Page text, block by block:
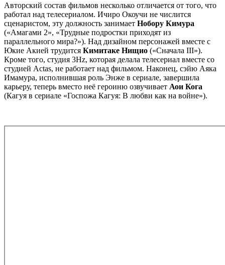
Авторский состав фильмов несколько отличается от того, что
работал над телесериалом. Ичиро Окоучи не числится
сценаристом, эту должность занимает Нобору Кимура
(«Амагами 2», «Трудные подростки приходят из
параллельного мира?»). Над дизайном персонажей вместе с
Юкие Акией трудится Кимитаке Нищио («Сначала III»).
Кроме того, студия 3Hz, которая делала телесериал вместе со
студией Actas, не работает над фильмом. Наконец, сэйю Аяка
Имамура, исполнившая роль Энже в сериале, завершила
карьеру, теперь вместо неё героиню озвучивает Аои Кога
(Кагуя в сериале «Госпожа Кагуя: В любви как на войне»).